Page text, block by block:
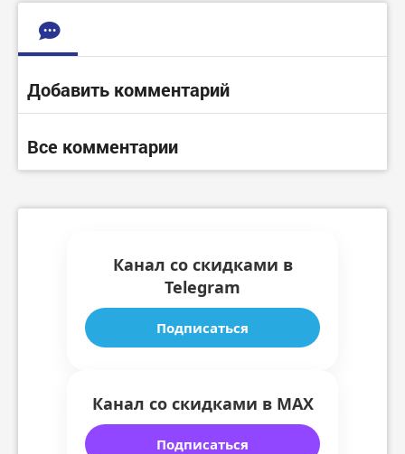
Добавить комментарий
Все комментарии
Канал со скидками в
Telegram
Подписаться
Канал со скидками в MAX
Подписаться